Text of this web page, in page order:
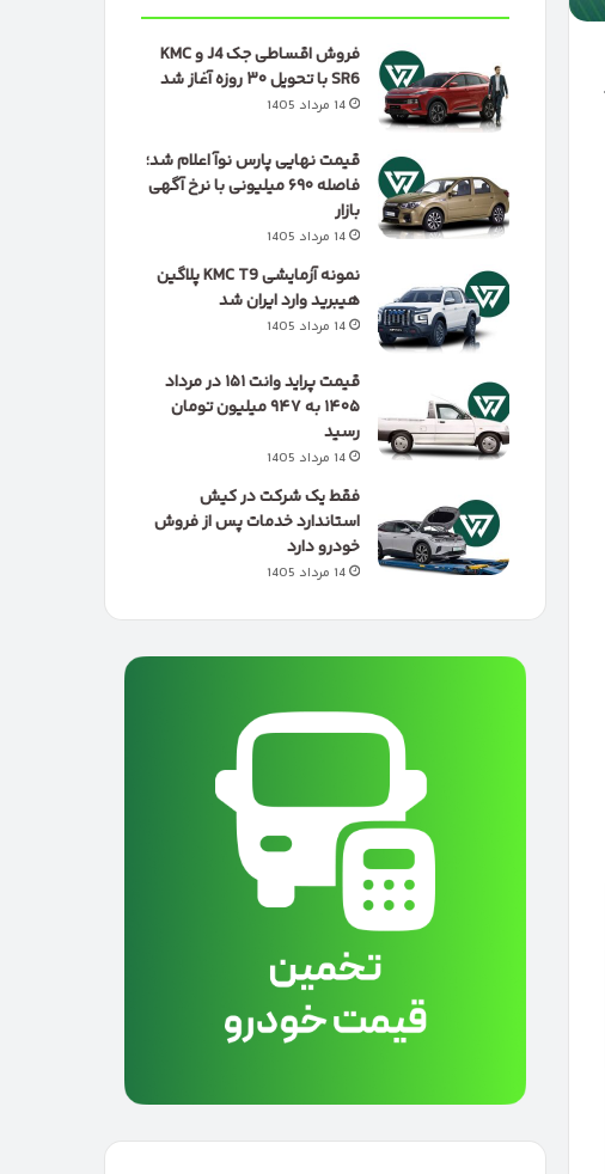
فروش اقساطی جک J4 و KMC
SR6 با تحویل ۳۰ روزه آغاز شد
14 مرداد 1405
قیمت نهایی پارس نوآ اعلام شد؛
فاصله ۶۹۰ میلیونی با نرخ آگهی
بازار
14 مرداد 1405
نمونه آزمایشی KMC T9 پلاگین
هیبرید وارد ایران شد
14 مرداد 1405
قیمت پراید وانت ۱۵۱ در مرداد
۱۴۰۵ به ۹۴۷ میلیون تومان
رسید
14 مرداد 1405
فقط یک شرکت در کیش
استاندارد خدمات پس از فروش
خودرو دارد
14 مرداد 1405